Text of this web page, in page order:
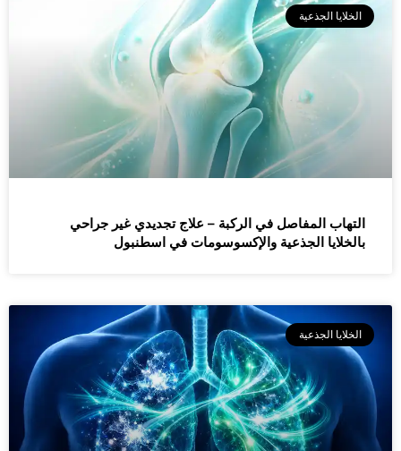
الخلايا الجذعية
التهاب المفاصل في الركبة – علاج تجديدي غير جراحي
بالخلايا الجذعية والإكسوسومات في اسطنبول
الخلايا الجذعية